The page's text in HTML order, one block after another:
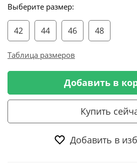
Выберите размер:
42 44 46 48
Таблица размеров
Добавить в
Купить
Добавить в